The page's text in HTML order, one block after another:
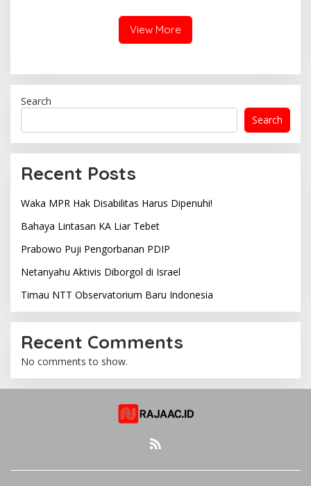
View More
Search
Search
Recent Posts
Waka MPR Hak Disabilitas Harus Dipenuhi!
Bahaya Lintasan KA Liar Tebet
Prabowo Puji Pengorbanan PDIP
Netanyahu Aktivis Diborgol di Israel
Timau NTT Observatorium Baru Indonesia
Recent Comments
No comments to show.